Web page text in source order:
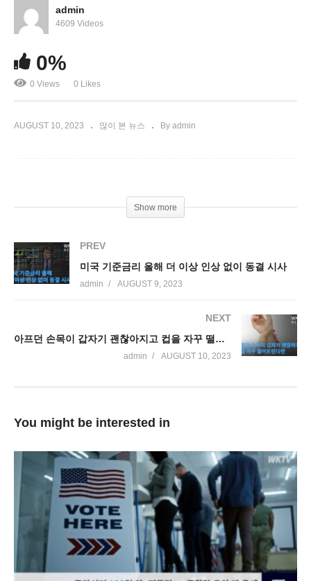
1월 6일 연방의사당 점거 사태로 1100명 기소, 수백
명 실형
admin
4609 Videos
0%
0 Views 0 Likes
AUGUST 10, 2023 많이 본 뉴스 By admin
Show more
PREV
미국 기준금리 올해 더 이상 인상 없이 동결 시사
admin AUGUST 9, 2023
NEXT
아프던 손목이 갑자기 괜찮아지고 컵을 자꾸 떨어트린다면
admin AUGUST 10, 2023
You might be interested in